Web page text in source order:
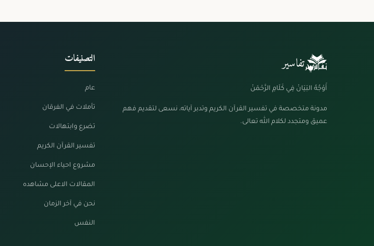
تفاسير
أَوْجُهُ البَيَانْ فِي كَلَامِ الرَّحْمَنْ
مدونة متخصصة في تفسير القرآن الكريم وتدبر آياته، نسعى لتقديم فهم
عميق ومتجدد لكلام الله تعالى.
التصنيفات
عام
تأملات في الفرقان
تضرع وابتهالات
تفسير القرآن الكريم
مشروع احياء الإحسان
المقالات الاعلى مشاهده
نحن في آخر الزمان
النفس